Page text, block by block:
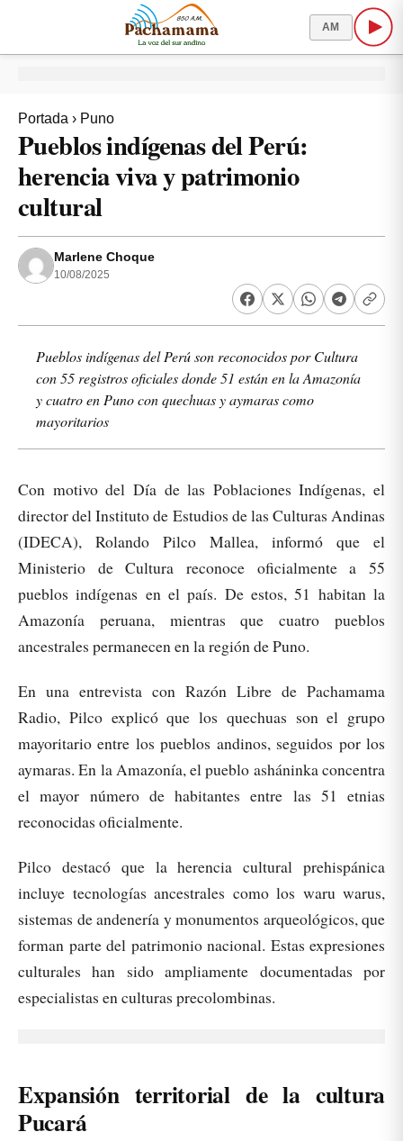
AM
Portada › Puno
Pueblos indígenas del Perú:
herencia viva y patrimonio
cultural
Marlene Choque
10/08/2025
Pueblos indígenas del Perú son reconocidos por Cultura
con 55 registros oficiales donde 51 están en la Amazonía
y cuatro en Puno con quechuas y aymaras como
mayoritarios
Con motivo del Día de las Poblaciones Indígenas, el
director del Instituto de Estudios de las Culturas Andinas
(IDECA), Rolando Pilco Mallea, informó que el
Ministerio de Cultura reconoce oficialmente a 55
pueblos indígenas en el país. De estos, 51 habitan la
Amazonía peruana, mientras que cuatro pueblos
ancestrales permanecen en la región de Puno.
En una entrevista con Razón Libre de Pachamama
Radio, Pilco explicó que los quechuas son el grupo
mayoritario entre los pueblos andinos, seguidos por los
aymaras. En la Amazonía, el pueblo asháninka concentra
el mayor número de habitantes entre las 51 etnias
reconocidas oficialmente.
Pilco destacó que la herencia cultural prehispánica
incluye tecnologías ancestrales como los waru warus,
sistemas de andenería y monumentos arqueológicos, que
forman parte del patrimonio nacional. Estas expresiones
culturales han sido ampliamente documentadas por
especialistas en culturas precolombinas.
Expansión territorial de la cultura
Pucará